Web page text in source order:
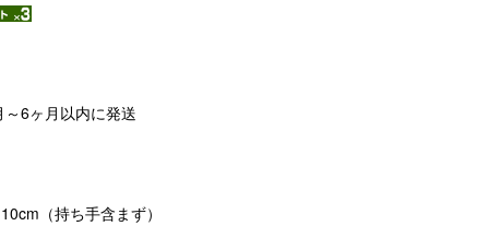
6ヶ月以内に発送
（持ち手含まず）